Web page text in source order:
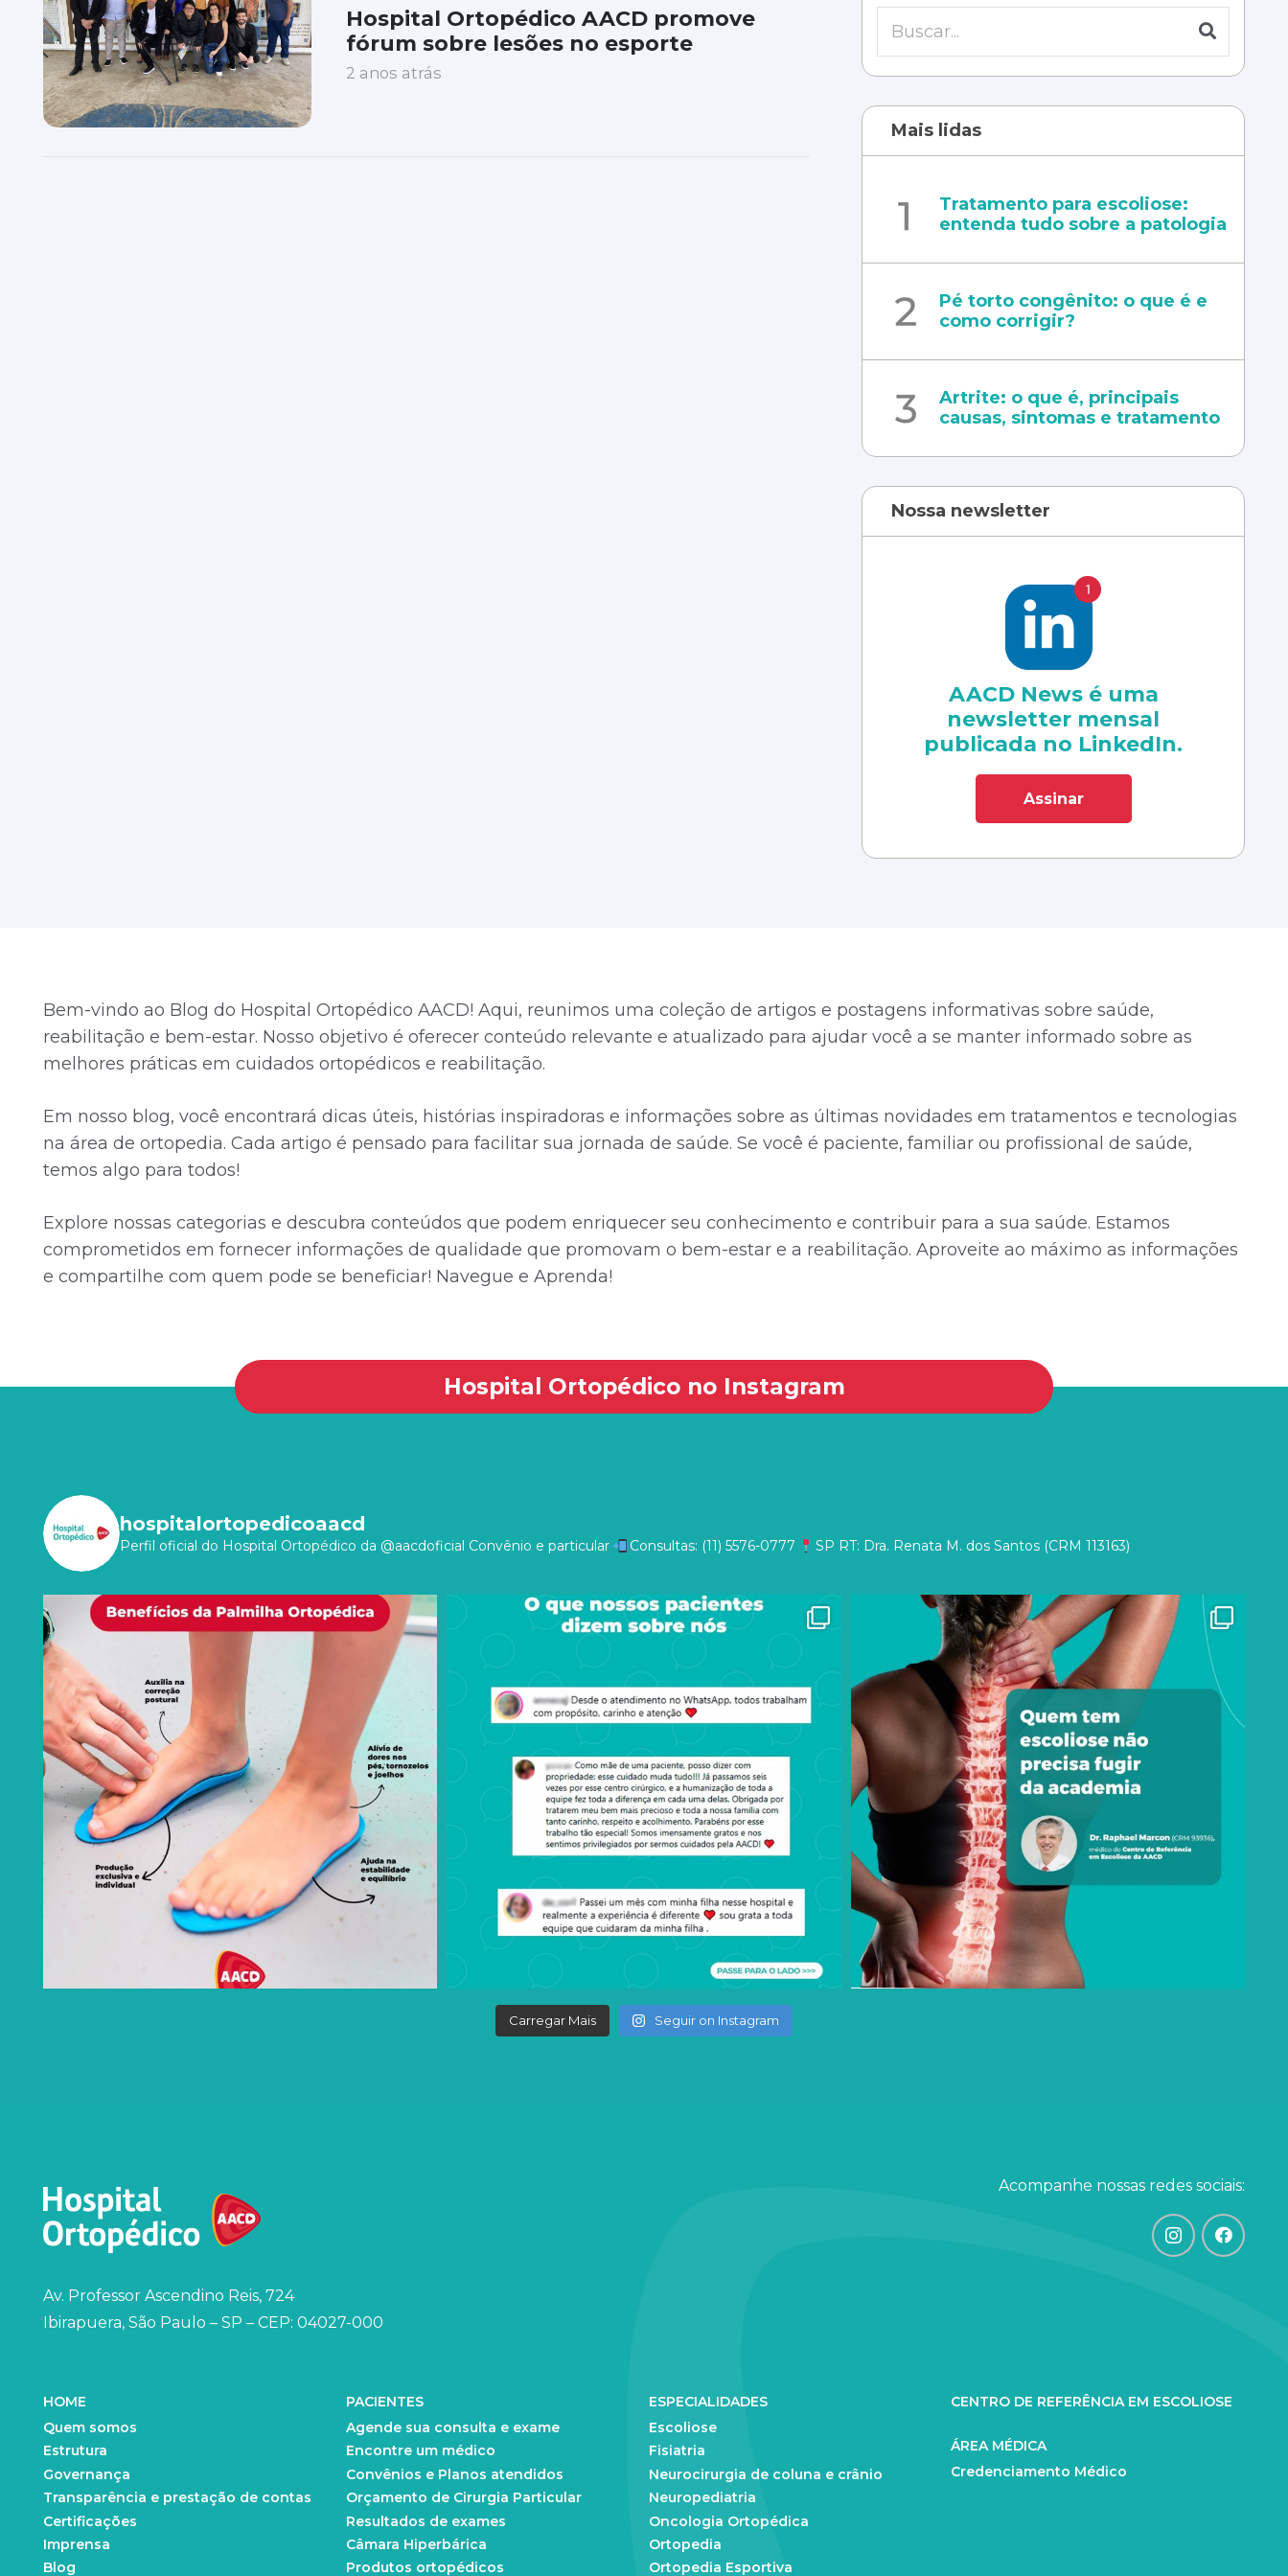
Hospital Ortopédico AACD promove
fórum sobre lesões no esporte
2 anos atrás
Mais lidas
Tratamento para escoliose:
entenda tudo sobre a patologia
Pé torto congênito: o que é e
como corrigir?
Artrite: o que é, principais
causas, sintomas e tratamento
Nossa newsletter
AACD News é uma
newsletter mensal
publicada no LinkedIn.
Assinar
Bem-vindo ao Blog do Hospital Ortopédico AACD! Aqui, reunimos uma coleção de artigos e postagens informativas sobre saúde,
reabilitação e bem-estar. Nosso objetivo é oferecer conteúdo relevante e atualizado para ajudar você a se manter informado sobre as
melhores práticas em cuidados ortopédicos e reabilitação.
Em nosso blog, você encontrará dicas úteis, histórias inspiradoras e informações sobre as últimas novidades em tratamentos e tecnologias
na área de ortopedia. Cada artigo é pensado para facilitar sua jornada de saúde. Se você é paciente, familiar ou profissional de saúde,
temos algo para todos!
Explore nossas categorias e descubra conteúdos que podem enriquecer seu conhecimento e contribuir para a sua saúde. Estamos
comprometidos em fornecer informações de qualidade que promovam o bem-estar e a reabilitação. Aproveite ao máximo as informações
e compartilhe com quem pode se beneficiar! Navegue e Aprenda!
Hospital Ortopédico no Instagram
hospitalortopedicoaacd
Perfil oficial do Hospital Ortopédico da @aacdoficial Convênio e particular Consultas: (11) 5576-0777 SP RT: Dra. Renata M. dos Santos (CRM 113163)
Carregar Mais Seguir on Instagram
Av. Professor Ascendino Reis, 724
Ibirapuera, São Paulo – SP – CEP: 04027-000
Acompanhe nossas redes sociais:
HOME
Quem somos
Estrutura
Governança
Transparência e prestação de contas
Certificações
Imprensa
Blog
PACIENTES
Agende sua consulta e exame
Encontre um médico
Convênios e Planos atendidos
Orçamento de Cirurgia Particular
Resultados de exames
Câmara Hiperbárica
Produtos ortopédicos
ESPECIALIDADES
Escoliose
Fisiatria
Neurocirurgia de coluna e crânio
Neuropediatria
Oncologia Ortopédica
Ortopedia
Ortopedia Esportiva
CENTRO DE REFERÊNCIA EM ESCOLIOSE
ÁREA MÉDICA
Credenciamento Médico